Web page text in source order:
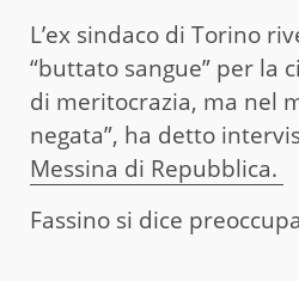
L’ex sindaco di Torino
“buttato sangue” per la
di meritocrazia, ma nel
negata”, ha detto
Messina di Repubblica.
Fassino si dice